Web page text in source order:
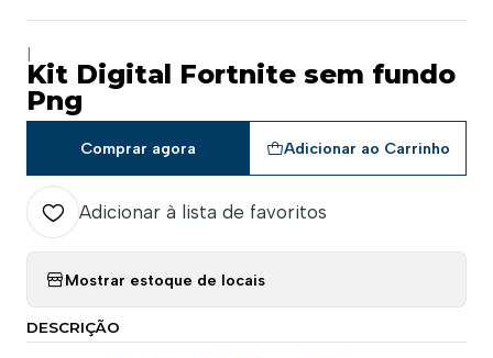
Kit Digital Fortnite sem fundo
Png
Adicionar ao Carrinho
Comprar agora
Adicionar à lista de favoritos
Mostrar estoque de locais
DESCRIÇÃO